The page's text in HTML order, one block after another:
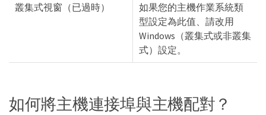
叢集式視窗（已過時）
如果您的主機作業系統類
型設定為此值、請改用
Windows（叢集式或非叢集
式）設定。
如何將主機連接埠與主機配對？